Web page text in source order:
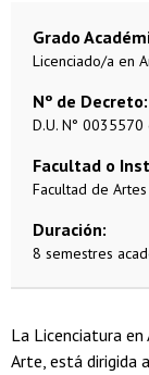
Grado
Licenciado/a en
Nº de Decreto
D.U. N°
Facultad o
Facultad de Artes
Duración
8 semestres
La Licenciatura
Arte, está dirigida